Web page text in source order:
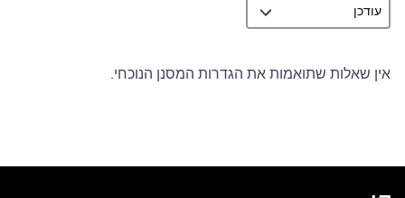
אין שאלות שתואמות את הגדרות המסנן הנוכחי.